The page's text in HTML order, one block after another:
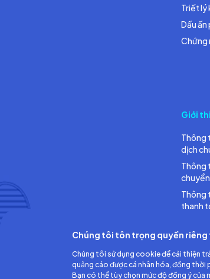
Triết lý
Dấu
Chứng
Giới
Thông
dịch
Thông
Thông
thanh
Công ty TNHH Ắc quy GS Việt Nam
Chúng tôi tôn trọng quyền riêng
Chúng tôi sử dụng cookie để cải thiện
quảng cáo được cá nhân hóa, đồng
Bạn có thể tùy chọn mức độ đồng ý của